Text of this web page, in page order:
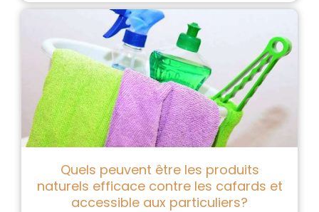
Quels peuvent être les produits
naturels efficace contre les cafards et
accessible aux particuliers?